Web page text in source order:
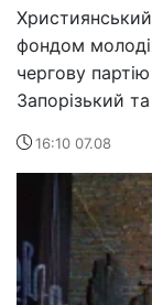
фондом
чергову
Запорізький
16:10 07.08